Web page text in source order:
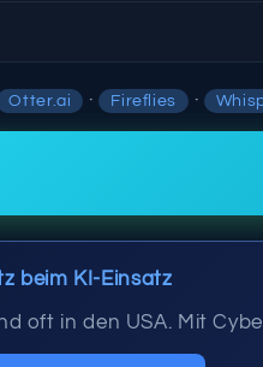
Otter.ai · Fireflies ·
beim KI-Einsatz
oft in den USA. Mit